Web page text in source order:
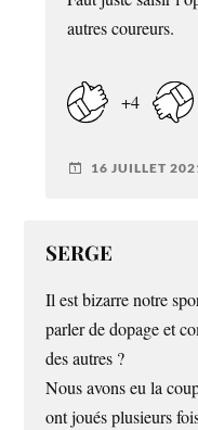
autres coureurs.
+4
16 JUILLET
SERGE
Il est bizarre notre
parler de dopage et
des autres ?
Nous avons eu la
ont joués plusieurs